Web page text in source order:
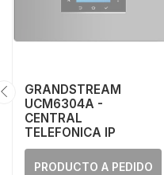
GRANDSTREAM
UCM6304A -
CENTRAL
TELEFONICA IP
PRODUCTO A PEDIDO